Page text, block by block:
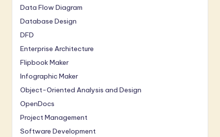
Data Flow Diagram
Database Design
DFD
Enterprise Architecture
Flipbook Maker
Infographic Maker
Object-Oriented Analysis and Design
OpenDocs
Project Management
Software Development